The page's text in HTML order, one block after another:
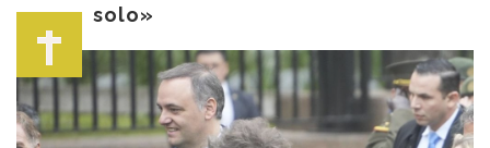
solo»